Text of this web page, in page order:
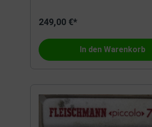
249,00 €*
In den Warenkorb